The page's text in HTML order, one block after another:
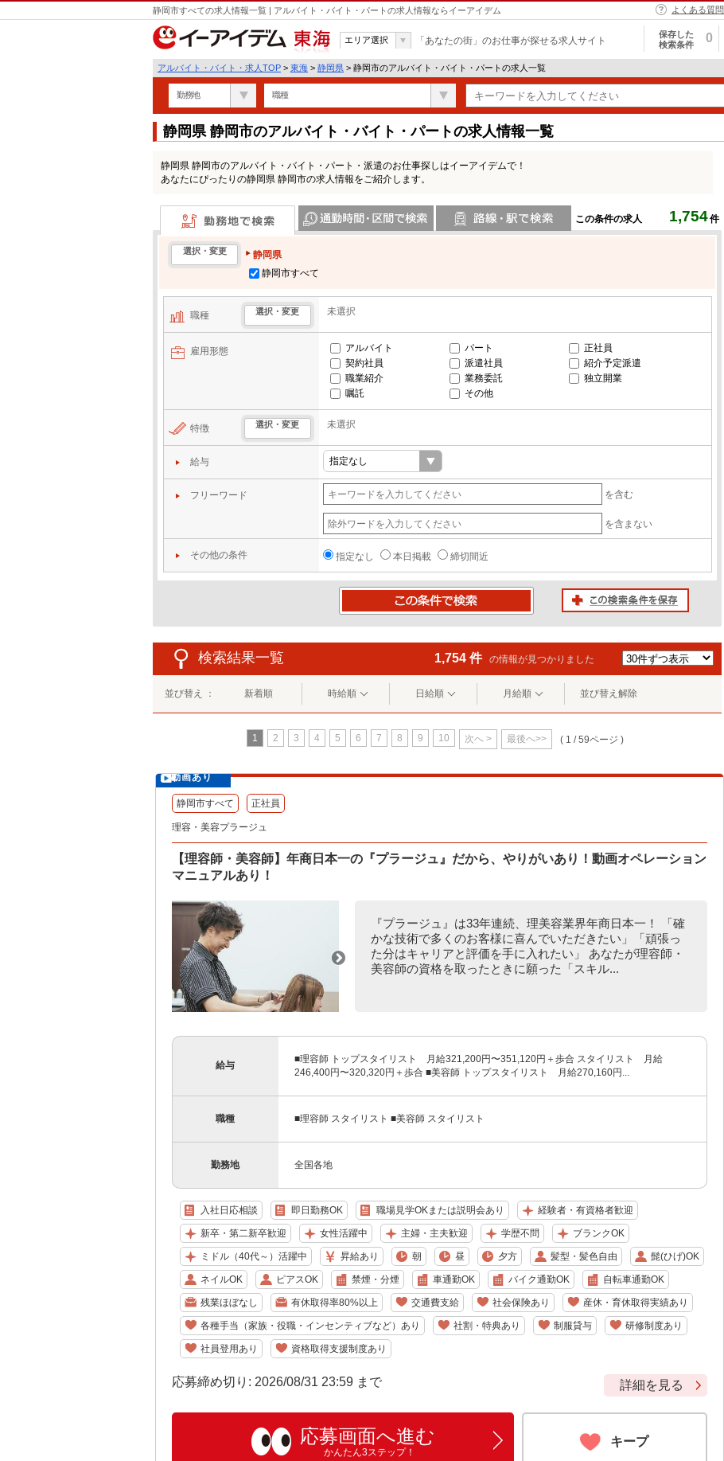
静岡市すべての求人情報一覧 | アルバイト・バイト・パートの求人情報ならイーアイデム よくある質問
東海
エリア選択 「あなたの街」のお仕事が探せる求人サイト
保存した
検索条件
0
アルバイト・バイト・求人TOP > 東海 > 静岡県 > 静岡市のアルバイト・バイト・パートの求人一覧
勤務地 職種
静岡県 静岡市のアルバイト・バイト・パートの求人情報一覧
静岡県 静岡市のアルバイト・バイト・パート・派遣のお仕事探しはイーアイデムで！
あなたにぴったりの静岡県 静岡市の求人情報をご紹介します。
この条件の求人 1,754件
勤務地で検索
選択・変更
静岡県
静岡市すべて
職種 選択・変更 未選択
雇用形態 アルバイト パート
正社員
契約社員
派遣社員
紹介予定派遣
職業紹介
業務委託
独立開業
嘱託
その他
特徴 選択・変更 未選択
給与
フリーワード を含む
を含まない
その他の条件 指定なし 本日掲載 締切間近
検索結果一覧 1,754 件 の情報が見つかりました
並び替え ： 新着順 時給順 日給順 月給順 並び替え解除
1 2 3 4 5 6 7 8 9 10 次へ > 最後へ>> ( 1 / 59ページ )
動画あり
静岡市すべて 正社員
理容・美容プラージュ
【理容師・美容師】年商日本一の『プラージュ』だから、やりがいあり！動画オペレーション
マニュアルあり！
『プラージュ』は33年連続、理美容業界年商日本一！ 「確
かな技術で多くのお客様に喜んでいただきたい」「頑張っ
た分はキャリアと評価を手に入れたい」 あなたが理容師・
美容師の資格を取ったときに願った「スキル...
給与
■理容師 トップスタイリスト 月給321,200円〜351,120円＋歩合 スタイリスト 月給
246,400円〜320,320円＋歩合 ■美容師 トップスタイリスト 月給270,160円...
職種 ■理容師 スタイリスト ■美容師 スタイリスト
勤務地 全国各地
入社日応相談 即日勤務OK 職場見学OKまたは説明会あり 経験者・有資格者歓迎
新卒・第二新卒歓迎 女性活躍中 主婦・主夫歓迎 学歴不問 ブランクOK
ミドル（40代～）活躍中 昇給あり 朝 昼 夕方 髪型・髪色自由 髭(ひげ)OK
ネイルOK ピアスOK 禁煙・分煙 車通勤OK バイク通勤OK 自転車通勤OK
残業ほぼなし 有休取得率80%以上 交通費支給 社会保険あり 産休・育休取得実績あり
各種手当（家族・役職・インセンティブなど）あり 社割・特典あり 制服貸与 研修制度あり
社員登用あり 資格取得支援制度あり
応募締め切り: 2026/08/31 23:59 まで 詳細を見る
応募画面へ進む
かんたん3ステップ！
キープ